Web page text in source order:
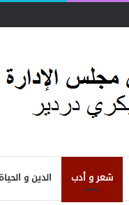
شعر و أدب الدين و الحياة